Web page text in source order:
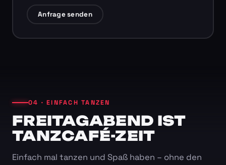
Anfrage senden
04 · EINFACH TANZEN
FREITAGABEND IST
TANZCAFÉ-ZEIT
Einfach mal tanzen und Spaß haben – ohne den